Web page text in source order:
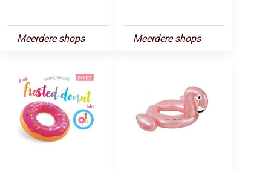
Meerdere shops Meerdere shops